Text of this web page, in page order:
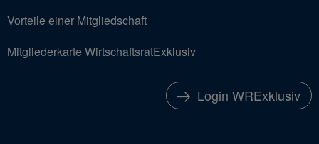
Vorteile einer Mitgliedschaft
Mitgliederkarte WirtschaftsratExklusiv
Login WRExklusiv